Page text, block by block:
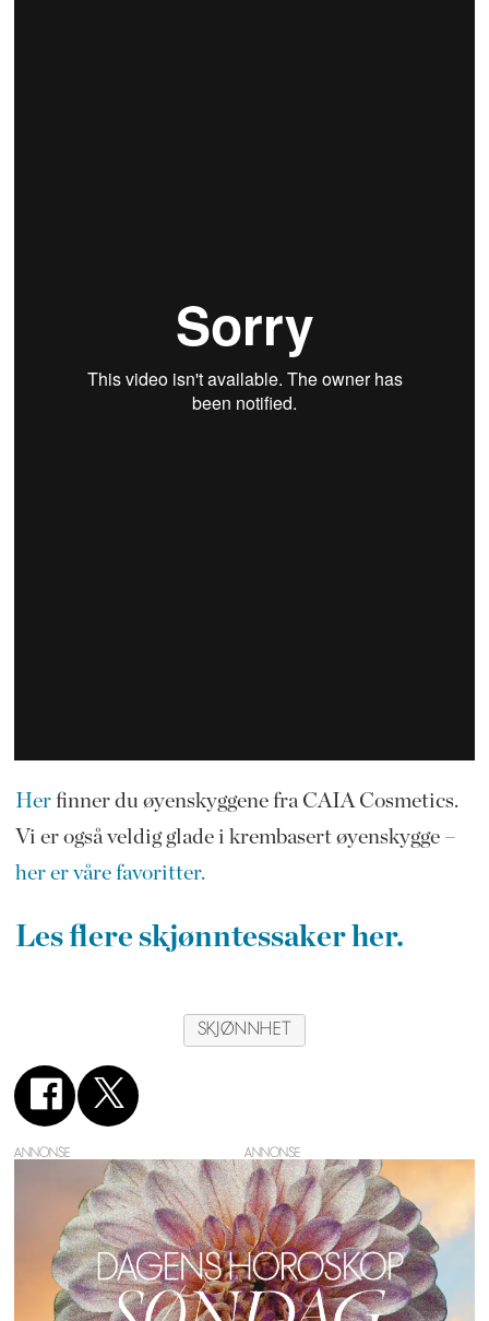
Her finner du øyenskyggene fra CAIA Cosmetics.
Vi er også veldig glade i krembasert øyenskygge –
her er våre favoritter.
Les flere skjønntessaker her.
SKJØNNHET
ANNONSE